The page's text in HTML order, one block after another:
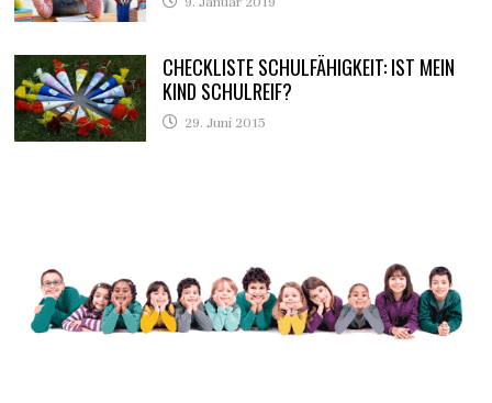
CHECKLISTE SCHULFÄHIGKEIT: IST MEIN
KIND SCHULREIF?
29. Juni 2015